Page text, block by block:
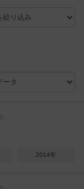
2014年